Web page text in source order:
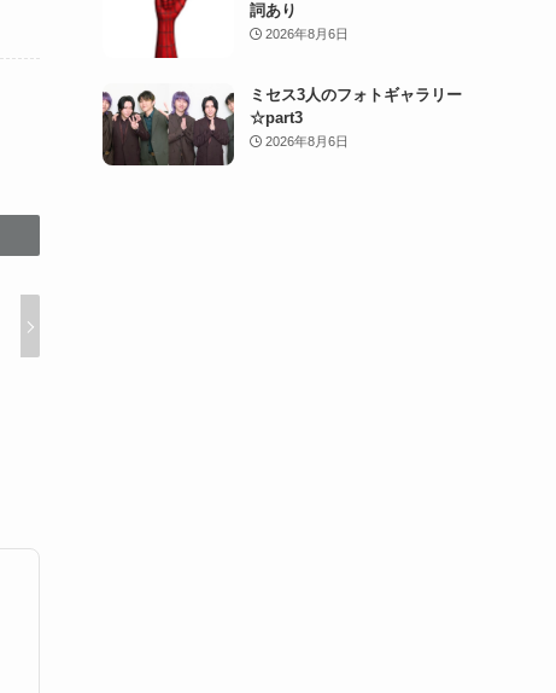
詞あり
2026年8月6日
ミセス3人のフォトギャラリー
☆part3
2026年8月6日